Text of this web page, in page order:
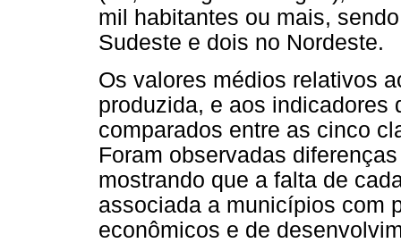
mil habitantes ou mais,
Sudeste e dois no Nordeste.
Os valores médios relativos
produzida, e aos indicadores
comparados entre as cinco
Foram observadas
mostrando que a falta de
associada a municípios com
econômicos e de